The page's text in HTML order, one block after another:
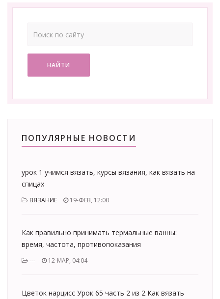
НАЙТИ
ПОПУЛЯРНЫЕ НОВОСТИ
урок 1 учимся вязать, курсы вязания, как вязать на
спицах
ВЯЗАНИЕ 19-ФЕВ, 12:00
Как правильно принимать термальные ванны:
время, частота, противопоказания
--- 12-МАР, 04:04
Цветок нарцисс Урок 65 часть 2 из 2 Как вязать